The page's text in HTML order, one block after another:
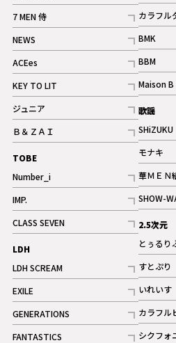
記事
7 MEN 侍
記事
NEWS
記事
ACEes
記事
KEY TO LIT
記事
ジュニア
記事
Ｂ＆ＺＡＩ
記事
TOBE
Number_i
記事
IMP.
記事
CLASS SEVEN
記事
LDH
LDH SCREAM
記事
EXILE
記事
GENERATIONS
記事
FANTASTICS
記事
カラフル
記事
BMK
記事
BBM
記事
ギャ
Maison B
記事
歌謡
SHiZUKU
記事
モナキ
記事
華ＭＥＮ
記事
SHOW-
記事
2.5次元
とぅるり
記事
すとぷり
記事
ギ
いれいす
記事
ギャ
カラフル
記事
シクフォ